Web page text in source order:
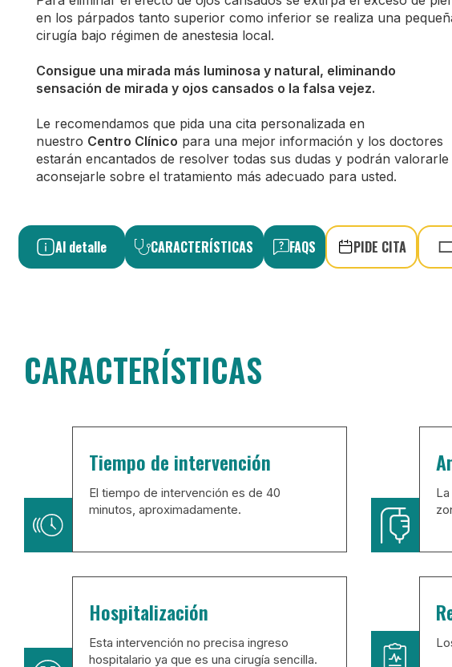
en los párpados tanto superior como inferior se realiza una
cirugía bajo régimen de anestesia local.
Consigue una mirada más luminosa y natural, eliminando
sensación de mirada y ojos cansados o la falsa vejez.
Le recomendamos que pida una cita personalizada en
nuestro Centro Clínico para una mejor información y los doctores
estarán encantados de resolver todas sus dudas y podrán valorarle
aconsejarle sobre el tratamiento más adecuado para usted.
Al detalle CARACTERÍSTICAS FAQS PIDE CITA
CARACTERÍSTICAS
Tiempo de intervención
El tiempo de intervención es de 40
minutos, aproximadamente.
Hospitalización
Esta intervención no precisa ingreso
hospitalario ya que es una cirugía sencilla.